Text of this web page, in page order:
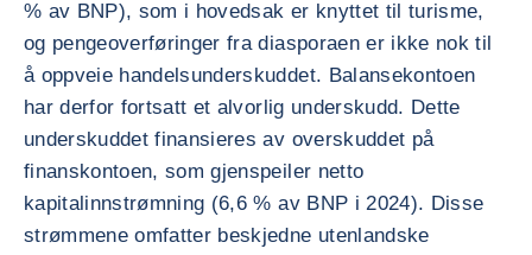
% av BNP), som i hovedsak er knyttet til turisme,
og pengeoverføringer fra diasporaen er ikke nok til
å oppveie handelsunderskuddet. Balansekontoen
har derfor fortsatt et alvorlig underskudd. Dette
underskuddet finansieres av overskuddet på
finanskontoen, som gjenspeiler netto
kapitalinnstrømning (6,6 % av BNP i 2024). Disse
strømmene omfatter beskjedne utenlandske